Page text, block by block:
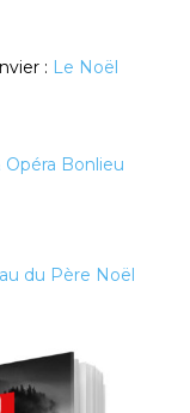
: Le Noël
Opéra Bonlieu
du Père Noël